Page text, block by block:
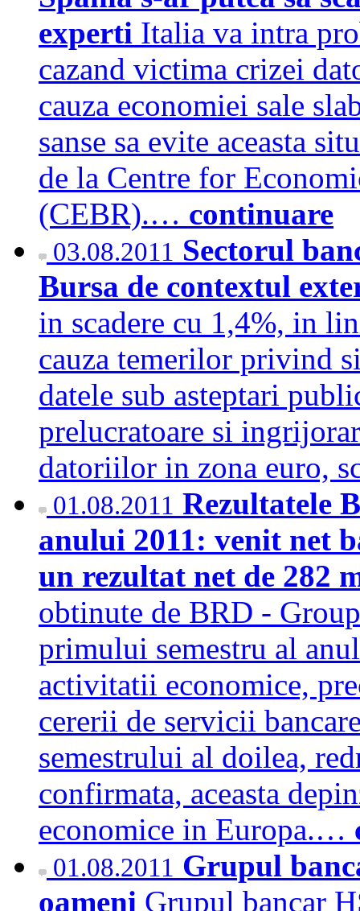
experti Italia va intra
cazand victima crizei
cauza economiei sale
sanse sa evite aceasta
de la Centre for
(CEBR).… continuare
03.08.2011 Sectorul
Bursa de contextul
in scadere cu 1,4%, in
cauza temerilor privind
datele sub asteptari
prelucratoare si
datoriilor in zona euro,
01.08.2011 Rezultatele
anului 2011: venit net
un rezultat net de 282
obtinute de BRD -
primului semestru al
activitatii economice,
cererii de servicii
semestrului al doilea,
confirmata, aceasta
economice in Europa.…
01.08.2011 Grupul
oameni Grupul bancar